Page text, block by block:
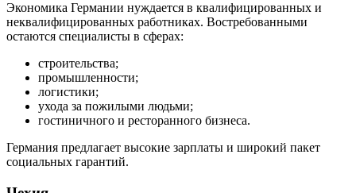
Экономика Германии нуждается в квалифицированных и
неквалифицированных работниках. Востребованными
остаются специалисты в сферах:
строительства;
промышленности;
логистики;
ухода за пожилыми людьми;
гостиничного и ресторанного бизнеса.
Германия предлагает высокие зарплаты и широкий пакет
социальных гарантий.